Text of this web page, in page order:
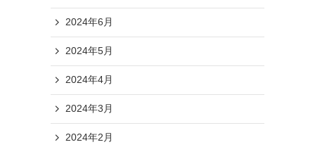
2024年6月
2024年5月
2024年4月
2024年3月
2024年2月